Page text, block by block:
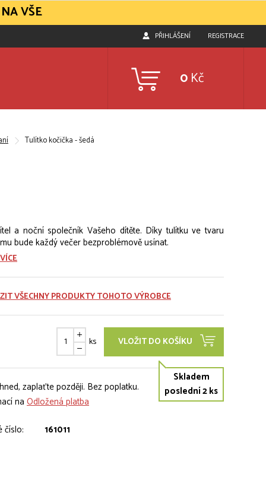
PŘIHLÁŠENÍ REGISTRACE
0 Kč
Tulítko kočička - šedá
a noční společník Vašeho dítěte. Díky tulítku ve tvaru
bude každý večer bezproblémově usínat.
VŠECHNY PRODUKTY TOHOTO VÝROBCE
Skladem
poslední 2 ks
ks VLOŽIT DO KOŠÍKU
zaplaťte později. Bez poplatku.
naOdložená platba
číslo:
161011
VŠE